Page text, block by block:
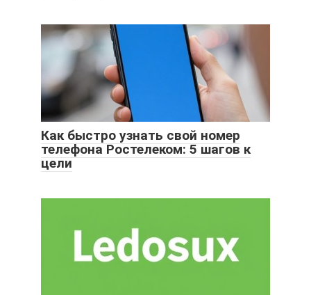
Как быстро узнать свой номер
телефона Ростелеком: 5 шагов к
цели